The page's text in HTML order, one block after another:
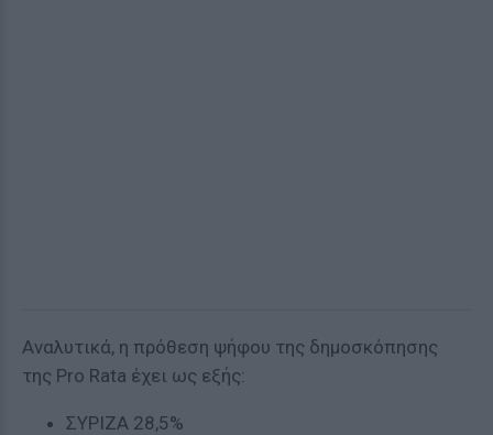
Αναλυτικά, η πρόθεση ψήφου της δημοσκόπησης
της Pro Rata έχει ως εξής:
ΣΥΡΙΖΑ 28,5%